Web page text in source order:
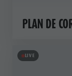
PLAN DE
LIVE